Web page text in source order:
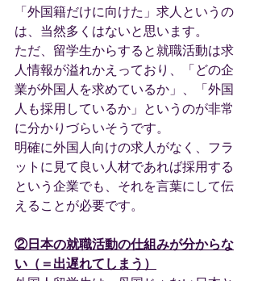
「外国籍だけに向けた」求人というの
は、当然多くはないと思います。
ただ、留学生からすると就職活動は求
人情報が溢れかえっており、「どの企
業が外国人を求めているか」、「外国
人も採用しているか」というのが非常
に分かりづらいそうです。
明確に外国人向けの求人がなく、フラ
ットに見て良い人材であれば採用する
という企業でも、それを言葉にして伝
えることが必要です。
②日本の就職活動の仕組みが分からな
い（＝出遅れてしまう）